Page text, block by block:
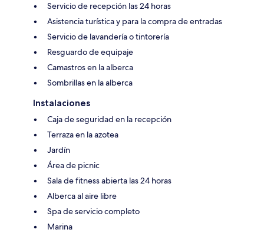
Servicio de recepción las 24 horas
Asistencia turística y para la compra de entradas
Servicio de lavandería o tintorería
Resguardo de equipaje
Camastros en la alberca
Sombrillas en la alberca
Instalaciones
Caja de seguridad en la recepción
Terraza en la azotea
Jardín
Área de picnic
Sala de fitness abierta las 24 horas
Alberca al aire libre
Spa de servicio completo
Marina